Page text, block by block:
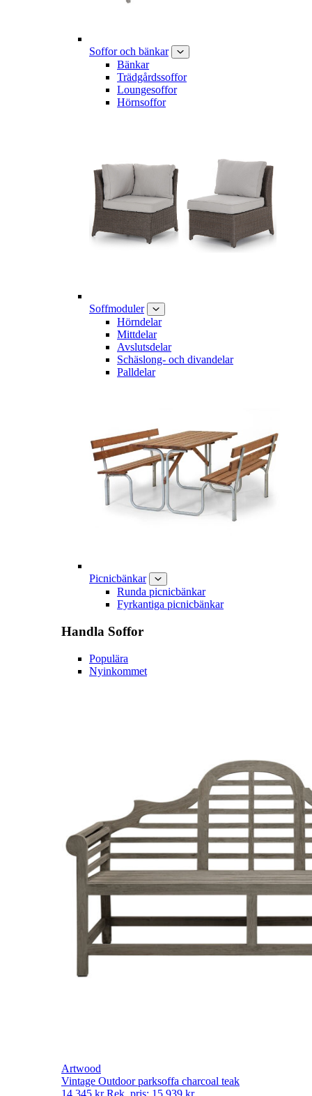
Soffor och bänkar
Bänkar
Trädgårdssoffor
Loungesoffor
Hörnsoffor
Soffmoduler
Hörndelar
Mittdelar
Avslutsdelar
Schäslong- och divandelar
Palldelar
Picnicbänkar
Runda picnicbänkar
Fyrkantiga picnicbänkar
Handla Soffor
Populära
Nyinkommet
Artwood
Vintage Outdoor parksoffa charcoal teak
14 345 kr Rek. pris: 15 939 kr